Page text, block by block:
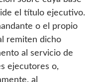
el título ejecutivo.
o el propio
remiten dicho
al servicio de
ejecutores o,
al